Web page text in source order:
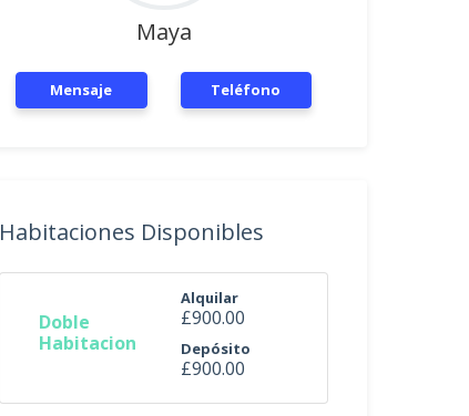
Maya
Mensaje Teléfono
Habitaciones Disponibles
Doble
Habitacion
Alquilar
£900.00
Depósito
£900.00